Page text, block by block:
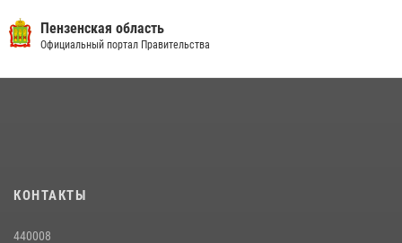
Пензенский спецназ Росгвардии готовит студентов к окружному
этапу «Зарницы 2.0» (видео)
Пучков посетил 55-й Всероссийский Лермонтовский праздник
Пензенская область
Официальный портал Правительства
КОНТАКТЫ
440008